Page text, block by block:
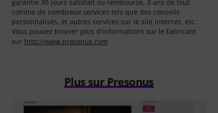
garantie 30 jours satisfait ou remboursé, 3 ans de tout
comme de nombreux services tels que des conseils
personnalisés, et autres services sur le site internet, etc.
Vous pouvez trouver plus d'informations sur le fabricant
sur http://www.presonus.com
Plus sur Presonus